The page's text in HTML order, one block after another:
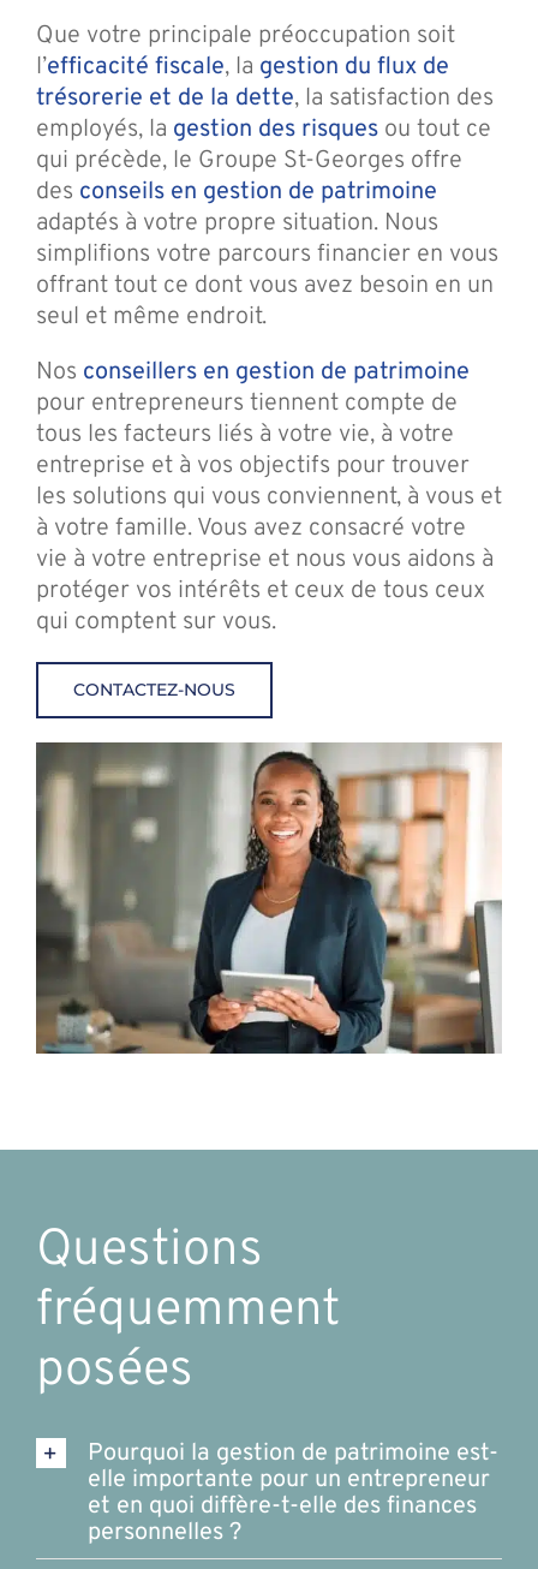
Que votre principale préoccupation soit
l’efficacité fiscale, la gestion du flux de
trésorerie et de la dette, la satisfaction des
employés, la gestion des risquesou tout ce
qui précède, le Groupe St-Georges offre
des conseils en gestion de patrimoine
adaptés à votre propre situation. Nous
simplifions votre parcours financier en vous
offrant tout ce dont vous avez besoin en un
seul et même endroit.
Nos conseillers en gestion de patrimoine
pour entrepreneurs tiennent compte de
tous les facteurs liés à votre vie, à votre
entreprise et à vos objectifs pour trouver
les solutions qui vous conviennent, à vous et
à votre famille. Vous avez consacré votre
vie à votre entreprise et nous vous aidons à
protéger vos intérêts et ceux de tous ceux
qui comptent sur vous.
CONTACTEZ-NOUS
Questions
fréquemment
posées
Pourquoi la gestion de patrimoine est-
elle importante pour un entrepreneur
et en quoi diffère-t-elle des finances
personnelles ?